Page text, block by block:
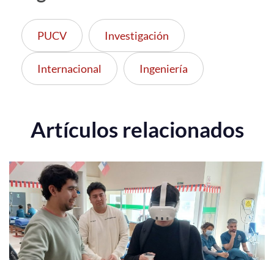
PUCV Investigación
Internacional Ingeniería
Artículos relacionados